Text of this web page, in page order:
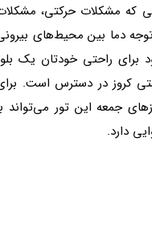
که مشکلات حرکتی،
به خاطر تفاوت قابل توجه دما بین محیط‌های
راحتی خودتان یک
کروز در دسترس است.
جمعه این تور می‌تواند